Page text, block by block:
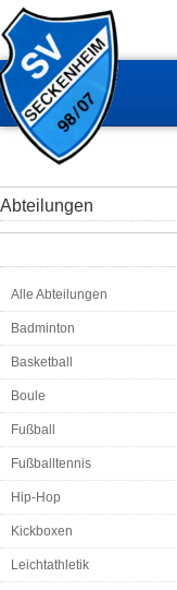
Abteilungen
Alle Abteilungen
Badminton
Basketball
Boule
Fußball
Fußballtennis
Hip-Hop
Kickboxen
Leichtathletik